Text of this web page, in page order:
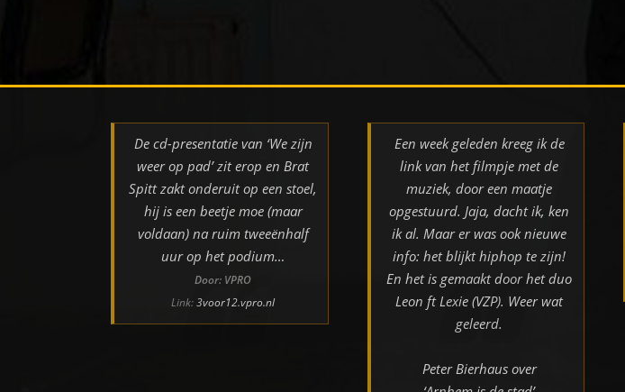
De cd-presentatie van ‘We zijn
weer op pad’ zit erop en Brat
Spitt zakt onderuit op een stoel,
hij is een beetje moe (maar
voldaan) na ruim tweeënhalf
uur op het podium…
Door: VPRO
Link:3voor12.vpro.nl
Een week geleden kreeg ik de
link van het filmpje met de
muziek, door een maatje
opgestuurd. Jaja, dacht ik, ken
ik al. Maar er was ook nieuwe
info: het blijkt hiphop te zijn!
En het is gemaakt door het duo
Leon ft Lexie (VZP). Weer wat
geleerd.
Peter Bierhaus over